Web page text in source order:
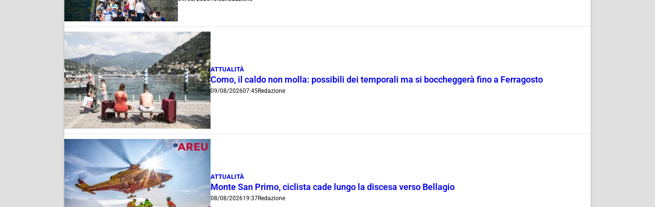
ATTUALITÀ
Como, il caldo non molla: possibili dei temporali ma si boccheggerà fino a Ferragosto
09/08/202607:45Redazione
ATTUALITÀ
Monte San Primo, ciclista cade lungo la discesa verso Bellagio
08/08/202619:37Redazione